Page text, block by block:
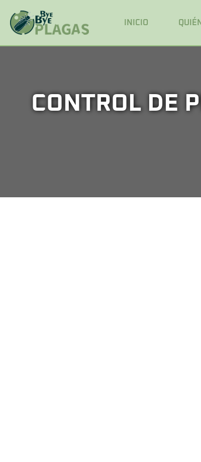
INICIO
CONTROL DE